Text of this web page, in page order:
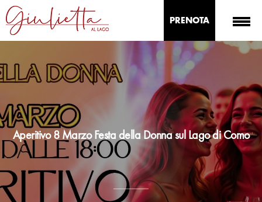
PRENOTA
Aperitivo 8 Marzo Festa della Donna sul Lago di Como